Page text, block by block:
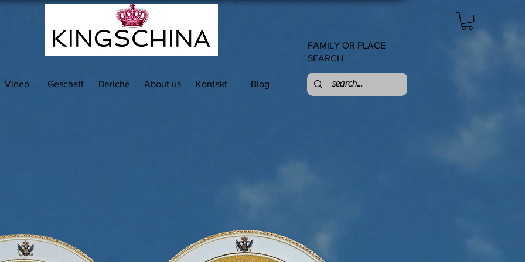
FAMILY OR PLACE
SEARCH
Video Geschaft Beriche About us Kontakt Blog